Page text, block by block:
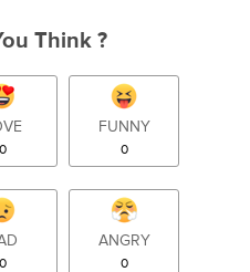
Think ?
0
FUNNY
0
0
ANGRY
0